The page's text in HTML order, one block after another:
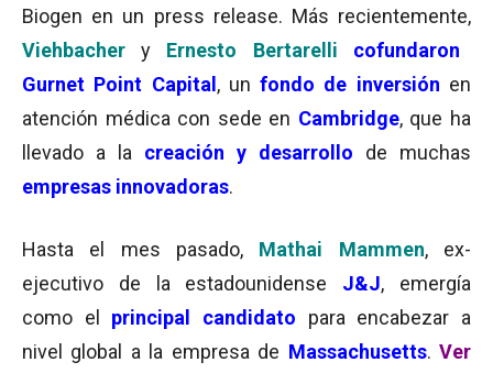
Biogen en un press release. Más recientemente,
Viehbacher y Ernesto Bertarelli
cofundaron
Gurnet Point Capital , unfondo de inversión en
atención médica con sede en Cambridge, que ha
llevado a la creación y desarrollo
de muchas
empresas innovadoras.
Hasta el mes pasado, Mathai Mammen, ex-
ejecutivo de la estadounidense J&J, emergía
como el
principal candidato para encabezar a
nivel global a la empresa de Massachusetts.Ver